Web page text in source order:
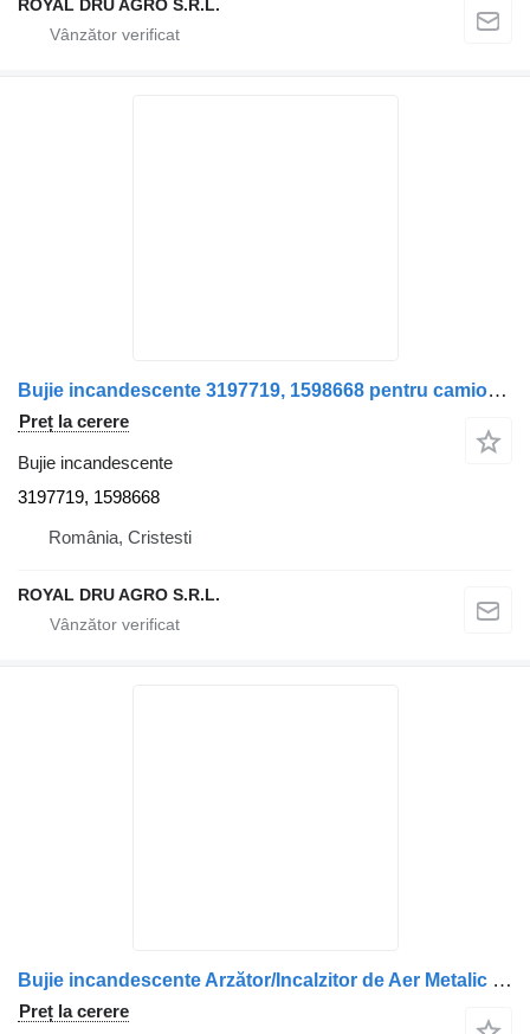
ROYAL DRU AGRO S.R.L.
Bujie incandescente 3197719, 1598668 pentru camion Volvo FL614
Preț la cerere
Bujie incandescente
3197719, 1598668
România, Cristesti
ROYAL DRU AGRO S.R.L.
Bujie incandescente Arzător/Incalzitor de Aer Metalic cu Suport și Tub de Conectare pentru camion
Preț la cerere